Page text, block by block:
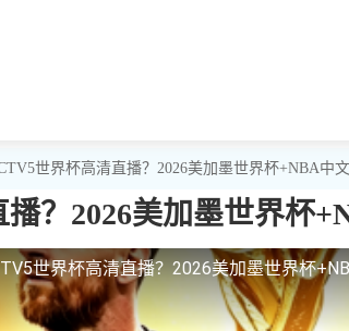
世界杯高清直播？2026美加墨世界杯+NBA中
？2026美加墨世界杯
世界杯高清直播？2026美加墨世界杯